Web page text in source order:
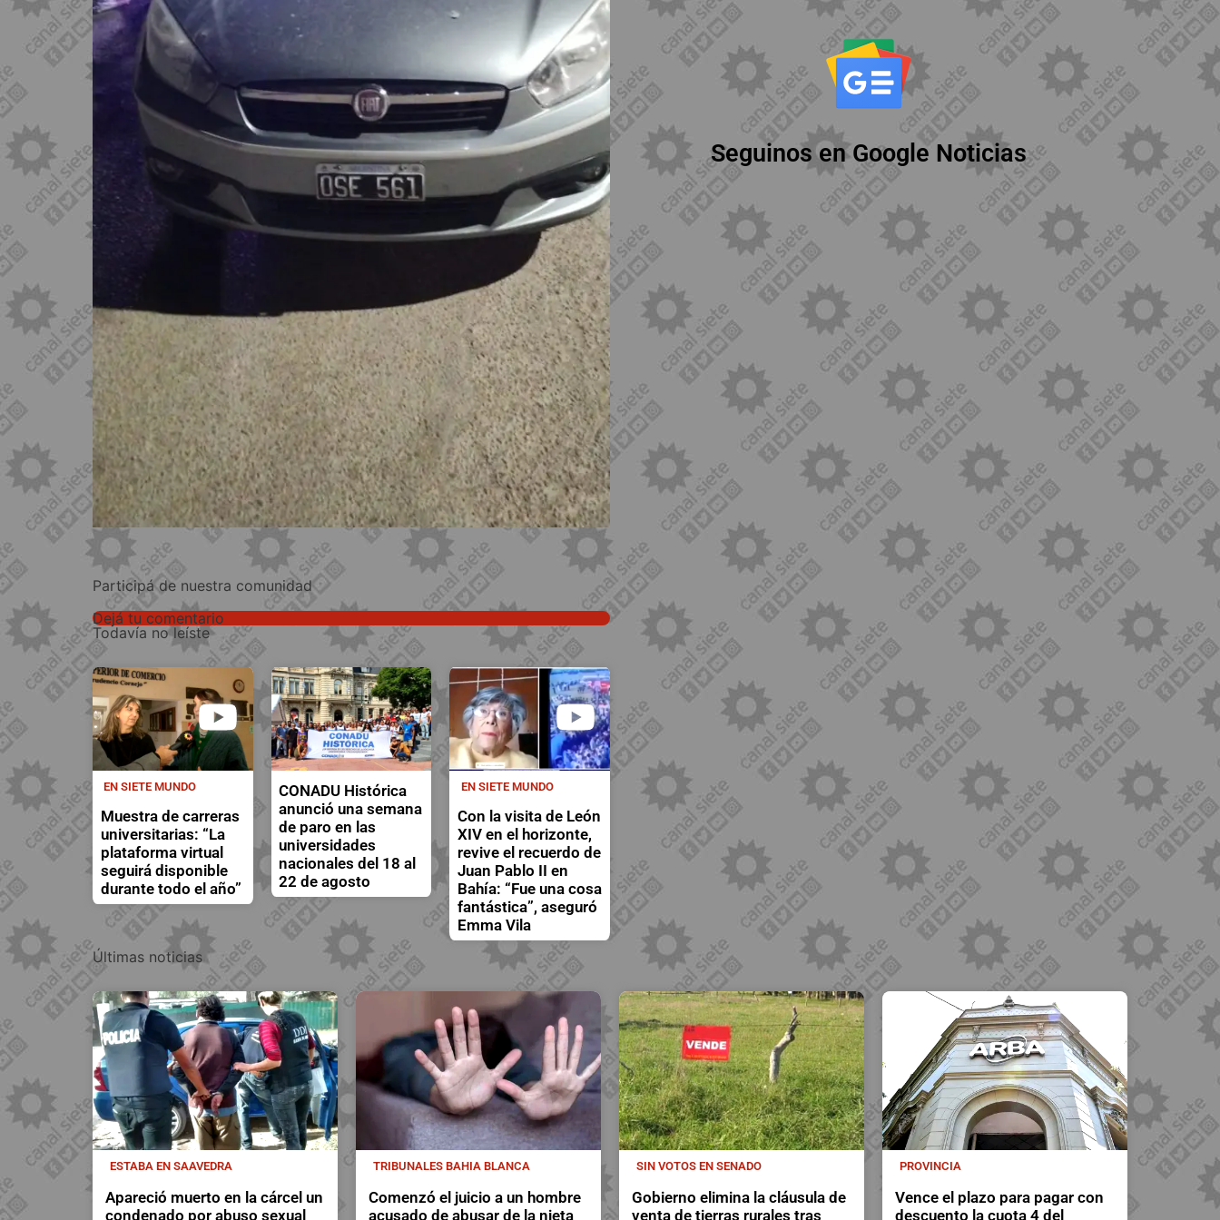
Participá de nuestra comunidad
Dejá tu comentario
Todavía no leíste
EN SIETE MUNDO
Muestra de carreras
universitarias: “La
plataforma virtual
seguirá disponible
durante todo el año”
CONADU Histórica
anunció una semana
de paro en las
universidades
nacionales del 18 al
22 de agosto
EN SIETE MUNDO
Con la visita de León
XIV en el horizonte,
revive el recuerdo de
Juan Pablo II en
Bahía: “Fue una cosa
fantástica”, aseguró
Emma Vila
Seguinos en Google Noticias
Últimas noticias
ESTABA EN SAAVEDRA
Apareció muerto en la cárcel un
condenado por abuso sexual
TRIBUNALES BAHIA BLANCA
Comenzó el juicio a un hombre
acusado de abusar de la nieta
SIN VOTOS EN SENADO
Gobierno elimina la cláusula de
venta de tierras rurales tras
PROVINCIA
Vence el plazo para pagar con
descuento la cuota 4 del